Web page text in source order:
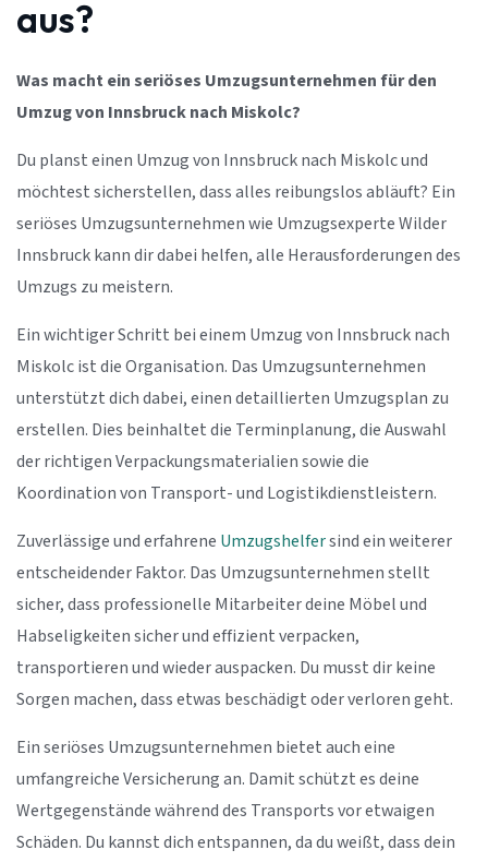
aus?
Was macht ein seriöses Umzugsunternehmen für den
Umzug von Innsbruck nach Miskolc?
Du planst einen Umzug von Innsbruck nach Miskolc und
möchtest sicherstellen, dass alles reibungslos abläuft? Ein
seriöses Umzugsunternehmen wie Umzugsexperte Wilder
Innsbruck kann dir dabei helfen, alle Herausforderungen des
Umzugs zu meistern.
Ein wichtiger Schritt bei einem Umzug von Innsbruck nach
Miskolc ist die Organisation. Das Umzugsunternehmen
unterstützt dich dabei, einen detaillierten Umzugsplan zu
erstellen. Dies beinhaltet die Terminplanung, die Auswahl
der richtigen Verpackungsmaterialien sowie die
Koordination von Transport- und Logistikdienstleistern.
Zuverlässige und erfahrene Umzugshelfersind ein weiterer
entscheidender Faktor. Das Umzugsunternehmen stellt
sicher, dass professionelle Mitarbeiter deine Möbel und
Habseligkeiten sicher und effizient verpacken,
transportieren und wieder auspacken. Du musst dir keine
Sorgen machen, dass etwas beschädigt oder verloren geht.
Ein seriöses Umzugsunternehmen bietet auch eine
umfangreiche Versicherung an. Damit schützt es deine
Wertgegenstände während des Transports vor etwaigen
Schäden. Du kannst dich entspannen, da du weißt, dass dein